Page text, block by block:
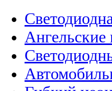
Ангельские